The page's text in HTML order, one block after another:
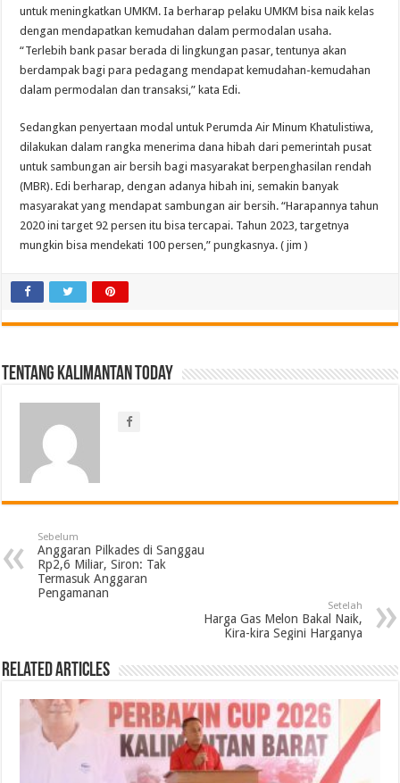
untuk meningkatkan UMKM. Ia berharap pelaku UMKM bisa naik kelas
dengan mendapatkan kemudahan dalam permodalan usaha.
“Terlebih bank pasar berada di lingkungan pasar, tentunya akan
berdampak bagi para pedagang mendapat kemudahan-kemudahan
dalam permodalan dan transaksi,” kata Edi.
Sedangkan penyertaan modal untuk Perumda Air Minum Khatulistiwa,
dilakukan dalam rangka menerima dana hibah dari pemerintah pusat
untuk sambungan air bersih bagi masyarakat berpenghasilan rendah
(MBR). Edi berharap, dengan adanya hibah ini, semakin banyak
masyarakat yang mendapat sambungan air bersih. “Harapannya tahun
2020 ini target 92 persen itu bisa tercapai. Tahun 2023, targetnya
mungkin bisa mendekati 100 persen,” pungkasnya. ( jim )
Tentang Kalimantan Today
Sebelum
Anggaran Pilkades di Sanggau
Rp2,6 Miliar, Siron: Tak
Termasuk Anggaran
Pengamanan
Setelah
Harga Gas Melon Bakal Naik,
Kira-kira Segini Harganya
Related Articles